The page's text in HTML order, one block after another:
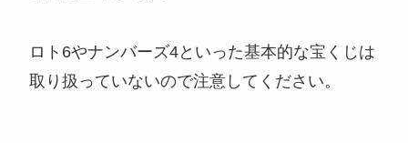
ロト6やナンバーズ4といった基本的な宝くじは
取り扱っていないので注意してください。